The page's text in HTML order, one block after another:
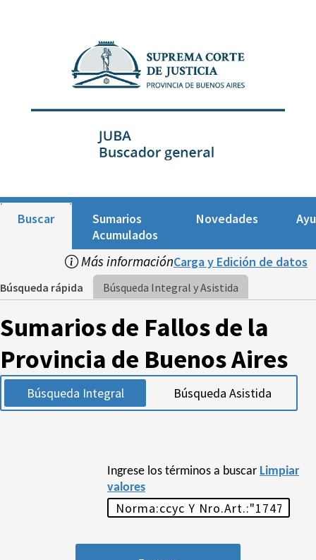
Buscar
Sumarios
Acumulados
Novedades
Más informaciónCarga y Edición de datos
Búsqueda rápida Búsqueda Integral y Asistida
Sumarios de Fallos de la
Provincia de Buenos Aires
Búsqueda Integral Búsqueda Asistida
Ingrese los términos a buscar Limpiar
valores